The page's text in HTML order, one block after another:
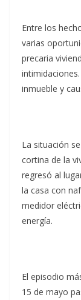
Entre los
varias
precaria
inmueble y
La situación
cortina de la
regresó al
la casa con
medidor
energía.
El episodio
15 de mayo